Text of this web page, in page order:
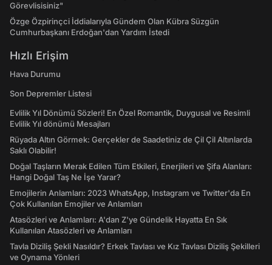
Görevlisisiniz"
Özge Özpirinçci İddialarıyla Gündem Olan Kübra Süzgün
Cumhurbaşkanı Erdoğan'dan Yardım İstedi
Hızlı Erişim
Hava Durumu
Son Depremler Listesi
Evlilik Yıl Dönümü Sözleri! En Özel Romantik, Duygusal ve Resimli
Evlilik Yıl dönümü Mesajları
Rüyada Altın Görmek: Gerçekler de Saadetiniz de Çil Çil Altınlarda
Saklı Olabilir!
Doğal Taşların Merak Edilen Tüm Etkileri, Enerjileri ve Şifa Alanları:
Hangi Doğal Taş Ne İşe Yarar?
Emojilerin Anlamları: 2023 WhatsApp, Instagram ve Twitter'da En
Çok Kullanılan Emojiler ve Anlamları
Atasözleri ve Anlamları: A'dan Z'ye Gündelik Hayatta En Sık
Kullanılan Atasözleri ve Anlamları
Tavla Diziliş Şekli Nasıldır? Erkek Tavlası ve Kız Tavlası Diziliş Şekilleri
ve Oynama Yönleri